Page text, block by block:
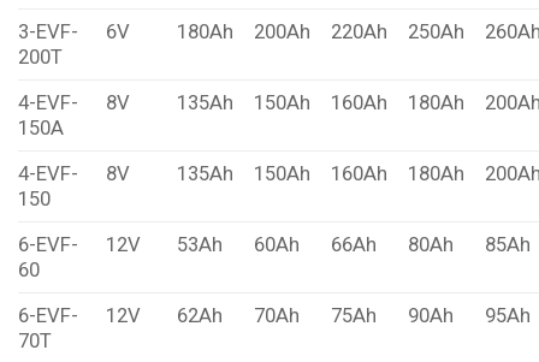
3-EVF-
200T
6V 180Ah 200Ah 220Ah 250Ah
4-EVF-
150A
8V 135Ah 150Ah 160Ah 180Ah
4-EVF-
150
8V 135Ah 150Ah 160Ah 180Ah
6-EVF-
60
12V 53Ah 60Ah 66Ah 80Ah 85Ah
6-EVF-
70T
12V 62Ah 70Ah 75Ah 90Ah 95Ah